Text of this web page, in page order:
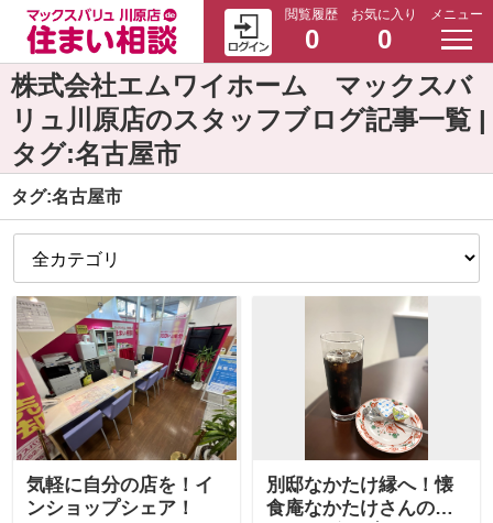
閲覧履歴
0
お気に入り
0
メニュー
株式会社エムワイホーム マックスバ
リュ川原店のスタッフブログ記事一覧 |
タグ:名古屋市
タグ:名古屋市
気軽に自分の店を！イ
ンショップシェア！
別邸なかたけ縁へ！懐
食庵なかたけさんの味